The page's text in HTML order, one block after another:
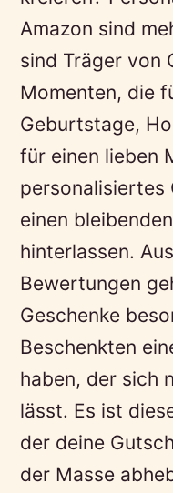
Amazon sind
sind Träger von
Momenten, die
Geburtstage,
für einen lieben
personalisiertes
einen
hinterlassen.
Bewertungen
Geschenke
Beschenkten
haben, der sich
lässt. Es ist
der deine
der Masse